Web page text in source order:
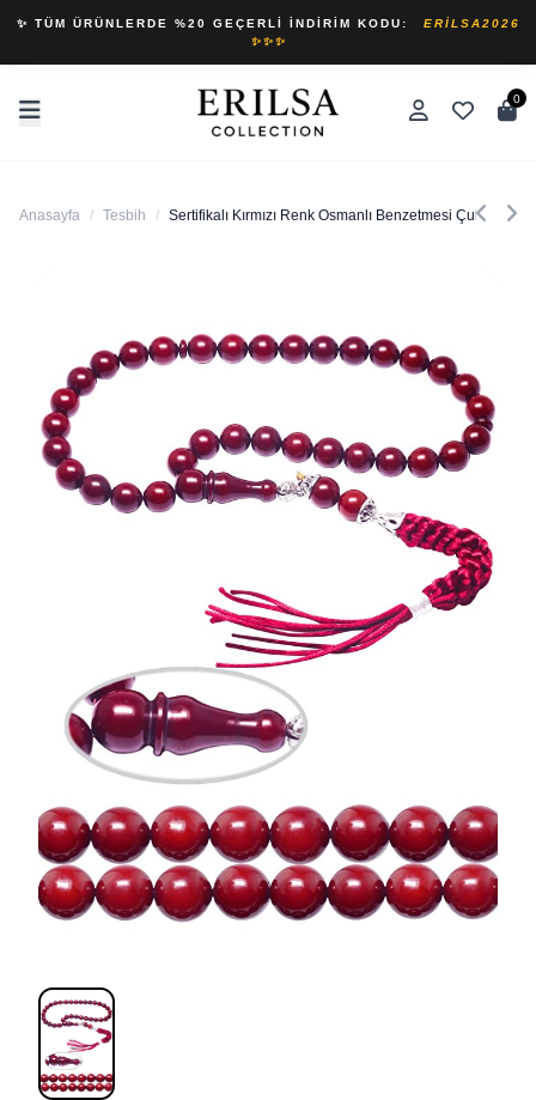
✨ TÜM ÜRÜNLERDE %20 GEÇERLI İNDIRIM KODU:
ERILSA2026
✨✨✨
0
Anasayfa / Tesbih / Sertifikalı Kırmızı Renk Osmanlı Benzetmesi Çubuk